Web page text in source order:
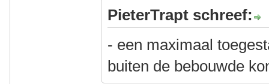
PieterTrapt schreef:
- een maximaal
buiten de bebouwde